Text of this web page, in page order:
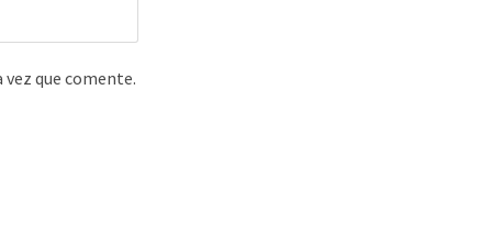
que comente.